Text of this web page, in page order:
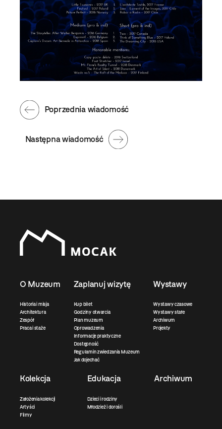
Następna wiadomość
Poprzednia wiadomość
O Muzeum
Historia i misja
Architektura
Zespół
Praca i staże
Zaplanuj wizytę
Kup bilet
Godziny otwarcia
Plan muzeum
Oprowadzenia
Informacje praktyczne
Dostępność
Regulamin zwiedzania Muzeum
Jak dojechać
Wystawy
Wystawy czasowe
Wystawy stałe
Archiwum
Projekty
Kolekcja
Założenia kolekcji
Artyści
Filmy
Edukacja
Dzieci i rodziny
Młodzież i dorośli
Archiwum